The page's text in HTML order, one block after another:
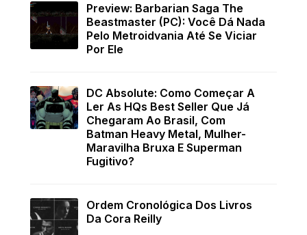
Preview: Barbarian Saga The
Beastmaster (PC): Você Dá Nada
Pelo Metroidvania Até Se Viciar
Por Ele
DC Absolute: Como Começar A
Ler As HQs Best Seller Que Já
Chegaram Ao Brasil, Com
Batman Heavy Metal, Mulher-
Maravilha Bruxa E Superman
Fugitivo?
Ordem Cronológica Dos Livros
Da Cora Reilly